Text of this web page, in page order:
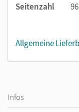
Seitenzahl
96
Allgemeine
Infos